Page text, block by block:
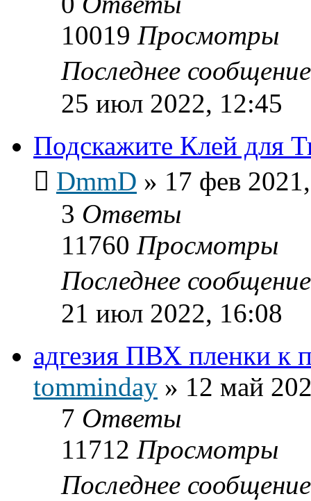
10019 Просмотры
Последнее
25 июл 2022, 12:45
Подскажите Клей для
DmmD » 17 фев
3 Ответы
11760 Просмотры
Последнее
21 июл 2022, 16:08
адгезия ПВХ пленки к
tomminday » 12 май
7 Ответы
11712 Просмотры
Последнее